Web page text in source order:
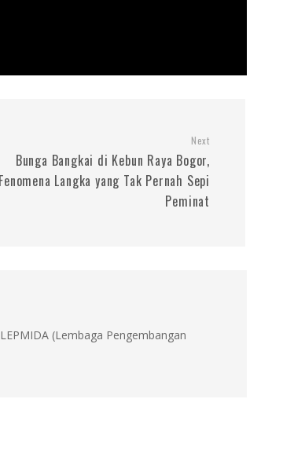
Next
Bunga Bangkai di Kebun Raya Bogor,
Fenomena Langka yang Tak Pernah Sepi
Peminat
(Lembaga Pengembangan